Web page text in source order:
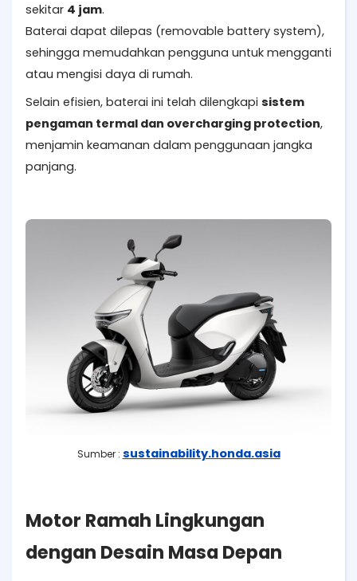
sekitar 4 jam.
Baterai dapat dilepas (removable battery system),
sehingga memudahkan pengguna untuk mengganti
atau mengisi daya di rumah.
Selain efisien, baterai ini telah dilengkapi sistem
pengaman termal dan overcharging protection,
menjamin keamanan dalam penggunaan jangka
panjang.
Sumber : sustainability.honda.asia
Motor Ramah Lingkungan
dengan Desain Masa Depan